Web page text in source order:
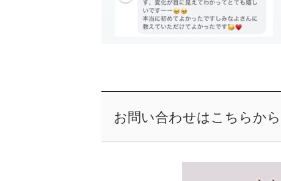
お問い合わせはこちらから